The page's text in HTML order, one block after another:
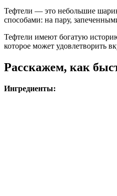
Тефтели — это небольшие
способами: на пару,
Тефтели имеют богатую
которое может удовлетворить
Расскажем, как
Ингредиенты: